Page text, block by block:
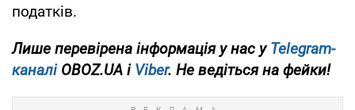
податків.
Лише перевірена інформація у нас уTelegram-
каналіOBOZ.UA і Viber. Не ведіться на фейки!